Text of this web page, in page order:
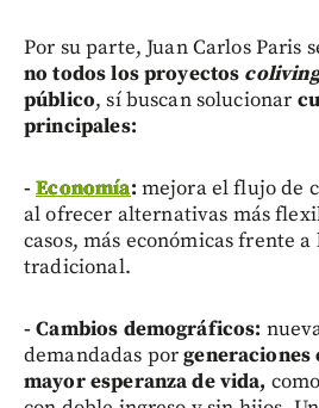
Por su parte, Juan Carlos Paris
no todos los proyectos
público, sí buscan solucionar
principales:
-Economía: mejora el flujo de
al ofrecer alternativas más
casos, más económicas frente
tradicional.
- Cambios demográficos:
demandadas porgeneraciones
mayor esperanza de vida,